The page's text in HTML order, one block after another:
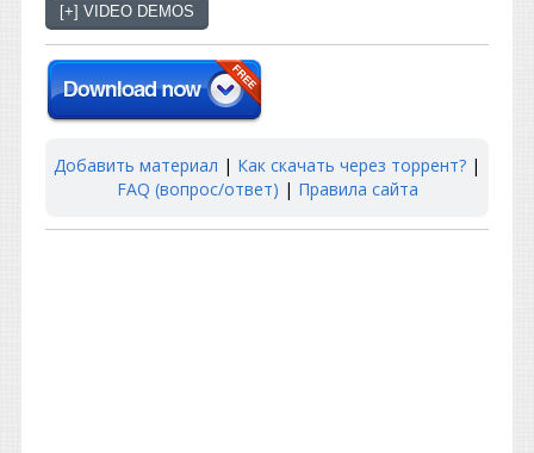
Добавить материал | Как скачать через торрент? |
FAQ (вопрос/ответ) | Правила сайта